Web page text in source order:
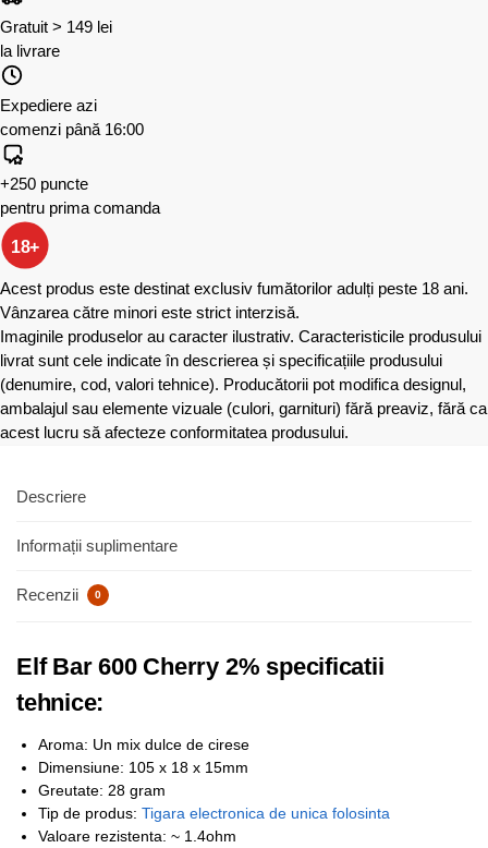
Gratuit > 149 lei
la livrare
Expediere azi
comenzi până 16:00
+250 puncte
pentru prima comanda
18+
Acest produs este destinat exclusiv fumătorilor adulți peste 18 ani.
Vânzarea către minori este strict interzisă.
Imaginile produselor au caracter ilustrativ. Caracteristicile produsului
livrat sunt cele indicate în descrierea și specificațiile produsului
(denumire, cod, valori tehnice). Producătorii pot modifica designul,
ambalajul sau elemente vizuale (culori, garnituri) fără preaviz, fără ca
acest lucru să afecteze conformitatea produsului.
Descriere
Informații suplimentare
Recenzii 0
Elf Bar 600 Cherry 2% specificatii
tehnice:
Aroma: Un mix dulce de cirese
Dimensiune: 105 x 18 x 15mm
Greutate: 28 gram
Tip de produs: Tigara electronica de unica folosinta
Valoare rezistenta: ~ 1.4ohm